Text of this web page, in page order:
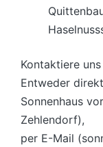
Kontaktiere
Entweder
Sonnenhaus
Zehlendorf),
per E-Mail